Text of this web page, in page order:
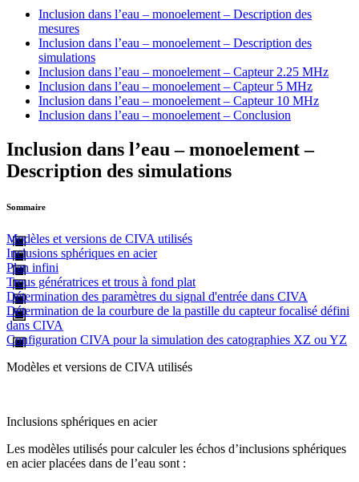
Inclusion dans l’eau – monoelement – Description des
mesures
Inclusion dans l’eau – monoelement – Description des
simulations
Inclusion dans l’eau – monoelement – Capteur 2.25 MHz
Inclusion dans l’eau – monoelement – Capteur 5 MHz
Inclusion dans l’eau – monoelement – Capteur 10 MHz
Inclusion dans l’eau – monoelement – Conclusion
Inclusion dans l’eau – monoelement –
Description des simulations
Sommaire
Modèles et versions de CIVA utilisés
Inclusions sphériques en acier
Plan infini
Trous génératrices et trous à fond plat
Détermination des paramètres du signal d'entrée dans CIVA
Détermination de la courbure de la pastille du capteur focalisé défini
dans CIVA
Configuration CIVA pour la simulation des catographies XZ ou YZ
Modèles et versions de CIVA utilisés
Inclusions sphériques en acier
Les modèles utilisés pour calculer les échos d’inclusions sphériques
en acier placées dans de l’eau sont :